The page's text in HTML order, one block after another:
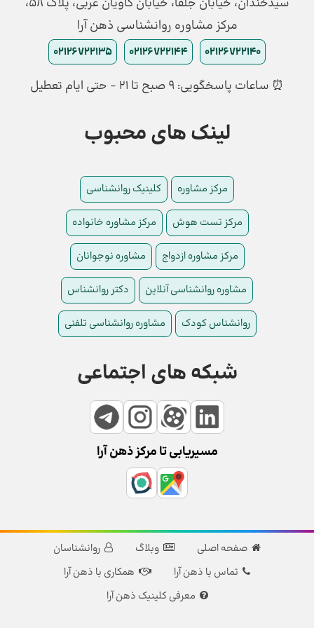
سیدخندان، خیابان جلفا، خیابان کاویان غربی، پلاک 58،
مرکز مشاوره روانشناسی ذهن آرا
02126722140
02126722144
02126722135
⏰ ساعات پاسخگویی: ۹ صبح تا ۲۱ - حتی ایام تعطیل
لینک های محبوب
مرکز مشاوره کلینیک روانشناسی
مرکز تست هوش مرکز مشاوره خانواده
مرکز مشاوره ازدواج مشاوره نوجوانان
مشاوره روانشناسی آنلاین دکتر روانشناس
روانشناس کودک مشاوره روانشناسی تلفنی
شبکه های اجتماعی
مسیریابی تا مرکز ذهن آرا
صفحه اصلی وبلاگ
روانشناسان
تماس با ذهن آرا
همکاری با ذهن آرا
معرفی کلینیک ذهن آرا